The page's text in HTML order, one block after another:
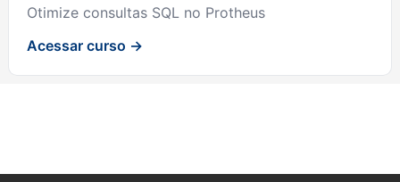
Otimize consultas SQL no Protheus
Acessar curso →